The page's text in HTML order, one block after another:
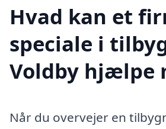
Hvad kan et
speciale i
Voldby hjælpe
Når du overvejer en